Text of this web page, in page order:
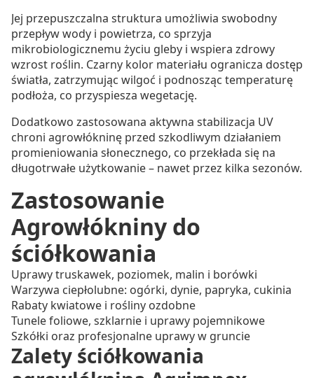
Jej przepuszczalna struktura umożliwia swobodny
przepływ wody i powietrza, co sprzyja
mikrobiologicznemu życiu gleby i wspiera zdrowy
wzrost roślin. Czarny kolor materiału ogranicza dostęp
światła, zatrzymując wilgoć i podnosząc temperaturę
podłoża, co przyspiesza wegetację.
Dodatkowo zastosowana aktywna stabilizacja UV
chroni agrowłókninę przed szkodliwym działaniem
promieniowania słonecznego, co przekłada się na
długotrwałe użytkowanie – nawet przez kilka sezonów.
Zastosowanie
Agrowłókniny do
ściółkowania
Uprawy truskawek, poziomek, malin i borówki
Warzywa ciepłolubne: ogórki, dynie, papryka, cukinia
Rabaty kwiatowe i rośliny ozdobne
Tunele foliowe, szklarnie i uprawy pojemnikowe
Szkółki oraz profesjonalne uprawy w gruncie
Zalety ściółkowania